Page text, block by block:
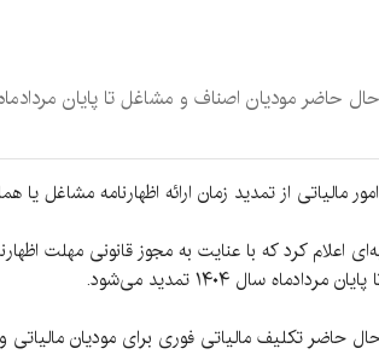
اظهارنامه مالیات تبصره ۱۰۰ از هفته گذشته، در حال حاضر مودیان
مالیاتی در اطلاعیه‌ای اعلام کرد که با عنایت به مجوز
حاضر تکلیف مالیاتی فوری برای مودیان مالیاتی